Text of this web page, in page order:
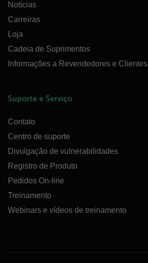
Notícias
Carreiras
Loja
Cadeia de Suprimentos
Informações a Revendedores e Clientes
Suporte e Serviço
Contato
Centro de suporte
Divulgação de vulnerabilidades
Registro de Produto
Pedidos On-line
Treinamento
Webinars e vídeos de treinamento